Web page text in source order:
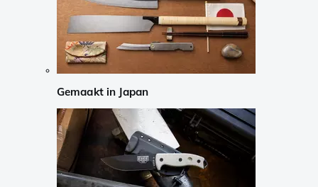
Gemaakt in Japan